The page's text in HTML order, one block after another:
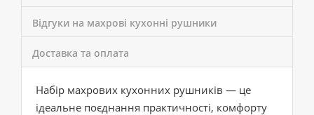
Відгуки на махрові кухонні рушники
Доставка та оплата
Набір махрових кухонних рушників — це
ідеальне поєднання практичності, комфорту